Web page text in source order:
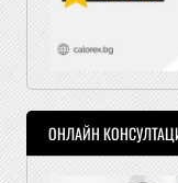
ОНЛАЙН